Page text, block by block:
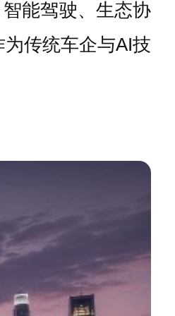
能驾驶、生态协
为传统车企与AI技